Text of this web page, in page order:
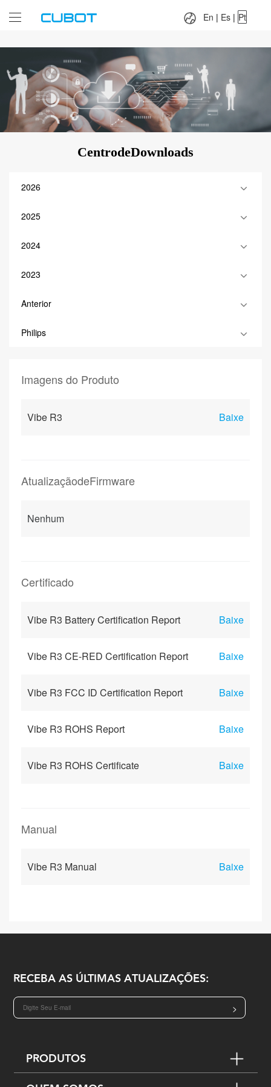
En | Es | Pt
CentrodeDownloads
2026
2025
2024
2023
Anterior
Philips
Imagens do Produto
Vibe R3 Baixe
AtualizaçãodeFirmware
Nenhum
Certificado
Vibe R3 Battery Certification Report Baixe
Vibe R3 CE-RED Certification Report Baixe
Vibe R3 FCC ID Certification Report Baixe
Vibe R3 ROHS Report Baixe
Vibe R3 ROHS Certificate Baixe
Manual
Vibe R3 Manual Baixe
RECEBA AS ÚLTIMAS ATUALIZAÇÕES:
>
PRODUTOS